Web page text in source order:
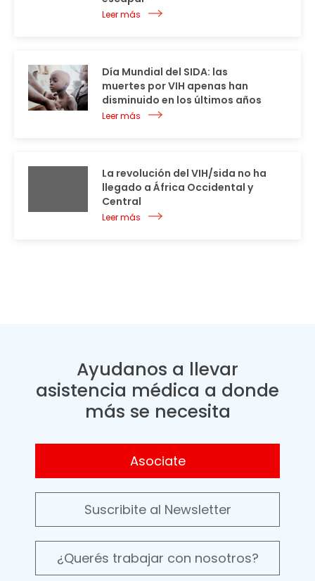
Leer más
Día Mundial del SIDA: las
muertes por VIH apenas han
disminuido en los últimos años
Leer más
La revolución del VIH/sida no ha
llegado a África Occidental y
Central
Leer más
Ayudanos a llevar
asistencia médica a donde
más se necesita
Asociate
Suscribite al Newsletter
¿Querés trabajar con nosotros?